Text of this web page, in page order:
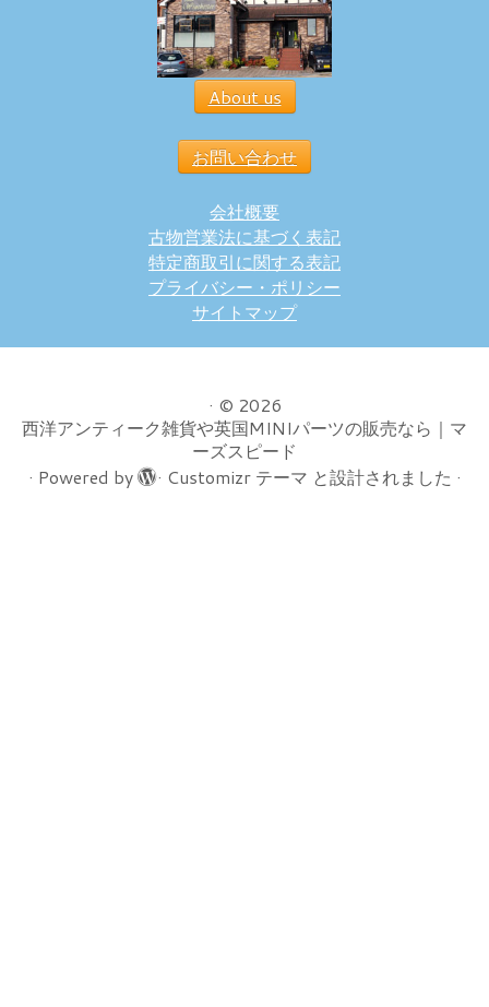
About us
お問い合わせ
会社概要
古物営業法に基づく表記
特定商取引に関する表記
プライバシー・ポリシー
サイトマップ
· © 2026
西洋アンティーク雑貨や英国MINIパーツの販売なら｜マ
ーズスピード
· Powered by · Customizr テーマ と設計されました ·